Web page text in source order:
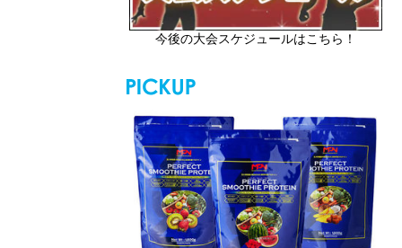
今後の大会スケジュールはこちら！